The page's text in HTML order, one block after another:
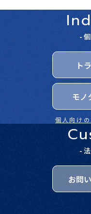
-
ト
モノ
個人向け
-
お問